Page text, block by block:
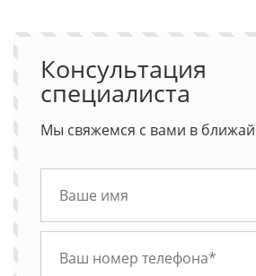
Консультация
специалиста
Мы свяжемся с вами в